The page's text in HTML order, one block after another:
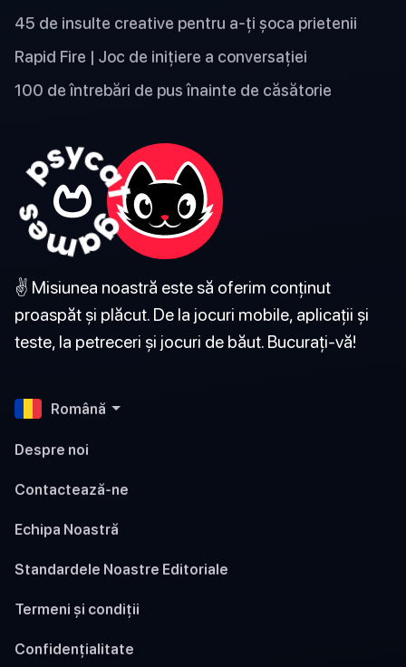
45 de insulte creative pentru a-ți șoca prietenii
Rapid Fire | Joc de inițiere a conversației
100 de întrebări de pus înainte de căsătorie
✌️ Misiunea noastră este să oferim conținut
proaspăt și plăcut. De la jocuri mobile, aplicații și
teste, la petreceri și jocuri de băut. Bucurați-vă!
Română
Despre noi
Contactează-ne
Echipa Noastră
Standardele Noastre Editoriale
Termeni și condiții
Confidențialitate